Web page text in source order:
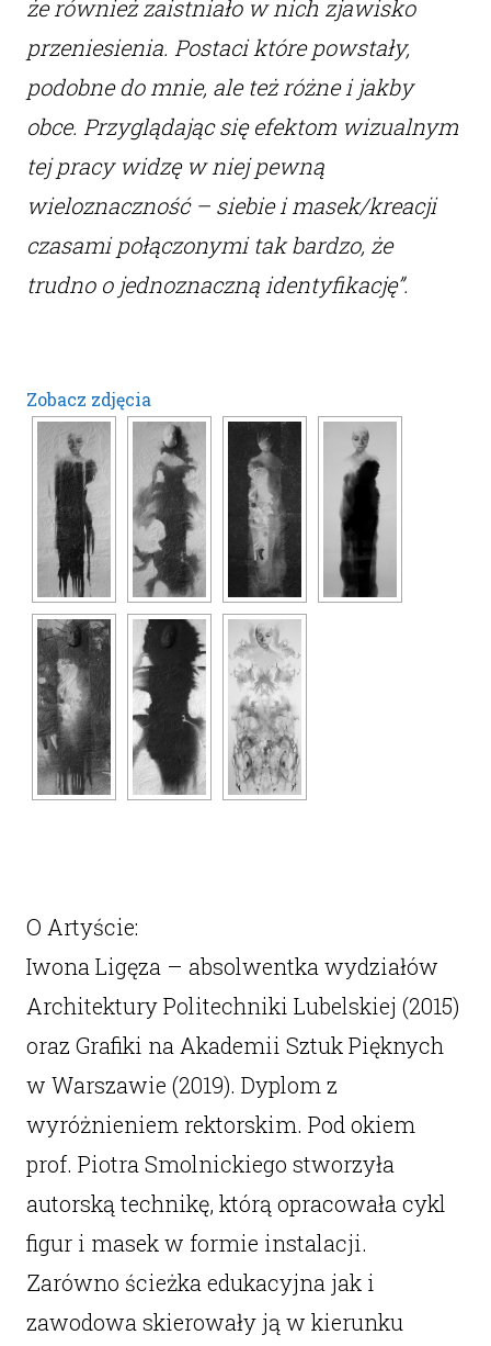
że również zaistniało w nich zjawisko
przeniesienia. Postaci które powstały,
podobne do mnie, ale też różne i jakby
obce. Przyglądając się efektom wizualnym
tej pracy widzę w niej pewną
wieloznaczność – siebie i masek/kreacji
czasami połączonymi tak bardzo, że
trudno o jednoznaczną identyfikację”.
Zobacz zdjęcia
O Artyście:
Iwona Ligęza – absolwentka wydziałów
Architektury Politechniki Lubelskiej (2015)
oraz Grafiki na Akademii Sztuk Pięknych
w Warszawie (2019). Dyplom z
wyróżnieniem rektorskim. Pod okiem
prof. Piotra Smolnickiego stworzyła
autorską technikę, którą opracowała cykl
figur i masek w formie instalacji.
Zarówno ścieżka edukacyjna jak i
zawodowa skierowały ją w kierunku